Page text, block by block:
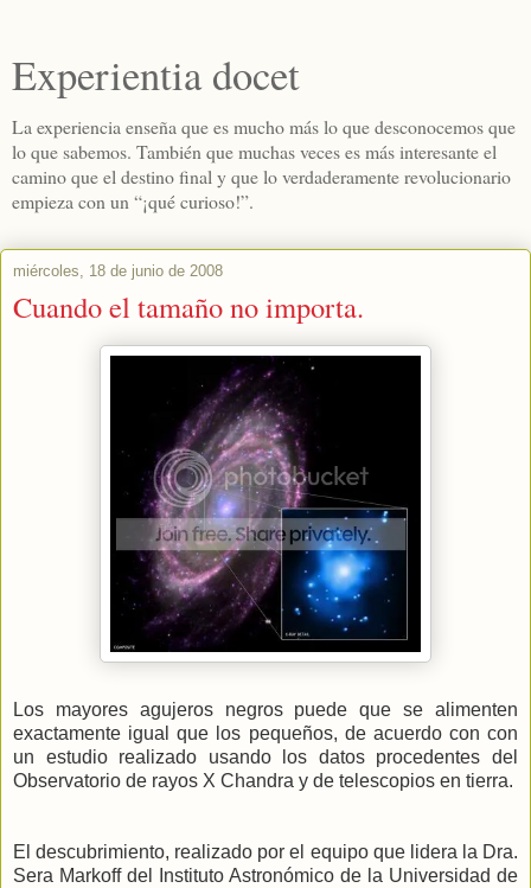
Experientia docet
La experiencia enseña que es mucho más lo que desconocemos que
lo que sabemos. También que muchas veces es más interesante el
camino que el destino final y que lo verdaderamente revolucionario
empieza con un “¡qué curioso!”.
miércoles, 18 de junio de 2008
Cuando el tamaño no importa.
Los mayores agujeros negros puede que se alimenten
exactamente igual que los pequeños, de acuerdo con con
un estudio realizado usando los datos procedentes del
Observatorio de rayos X Chandra y de telescopios en tierra.
El descubrimiento, realizado por el equipo que lidera la Dra.
Sera Markoff del Instituto Astronómico de la Universidad de